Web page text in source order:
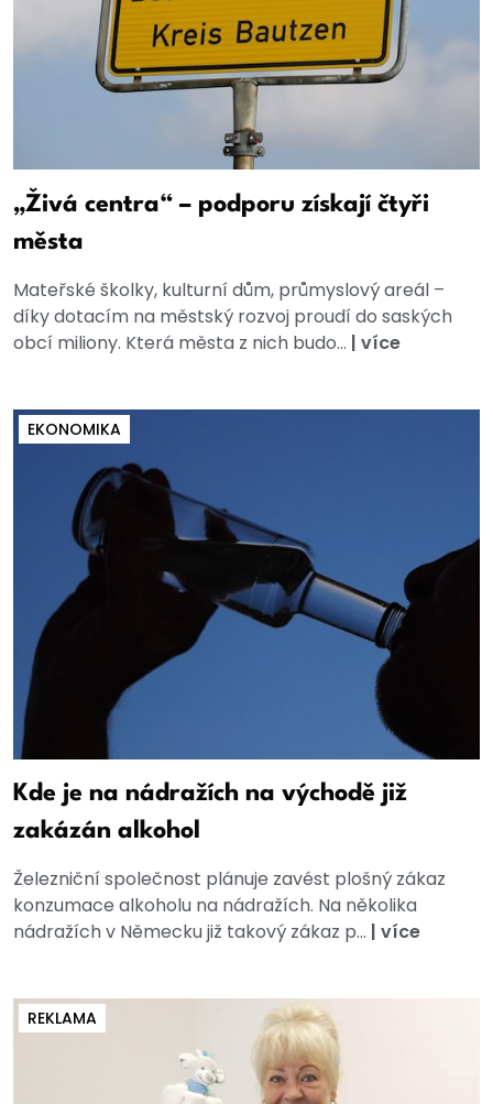
„Živá centra“ – podporu získají čtyři
města
Mateřské školky, kulturní dům, průmyslový areál –
díky dotacím na městský rozvoj proudí do saských
obcí miliony. Která města z nich budo... | více
EKONOMIKA
Kde je na nádražích na východě již
zakázán alkohol
Železniční společnost plánuje zavést plošný zákaz
konzumace alkoholu na nádražích. Na několika
nádražích v Německu již takový zákaz p... | více
REKLAMA